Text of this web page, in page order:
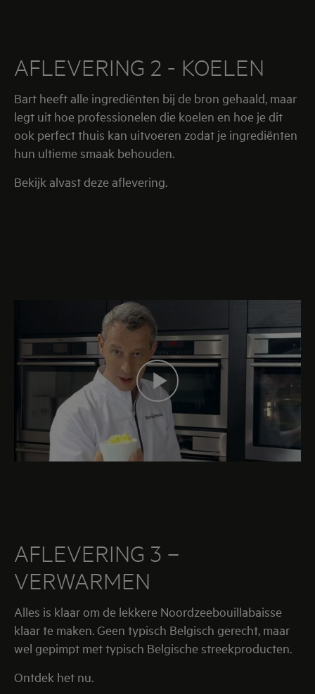
AFLEVERING 2 - KOELEN
Bart heeft alle ingrediënten bij de bron gehaald, maar
legt uit hoe professionelen die koelen en hoe je dit
ook perfect thuis kan uitvoeren zodat je ingrediënten
hun ultieme smaak behouden.
Bekijk alvast deze aflevering.
AFLEVERING 3 –
VERWARMEN
Alles is klaar om de lekkere Noordzeebouillabaisse
klaar te maken. Geen typisch Belgisch gerecht, maar
wel gepimpt met typisch Belgische streekproducten.
Ontdek het nu.